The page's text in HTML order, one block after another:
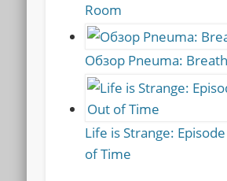
Room
Обзор Pneuma:
Life is Strange:
of Time